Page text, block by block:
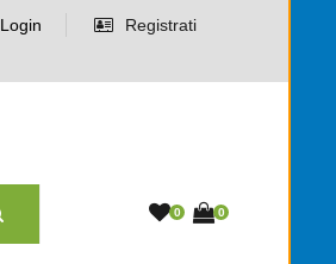
Login Registrati
0 0